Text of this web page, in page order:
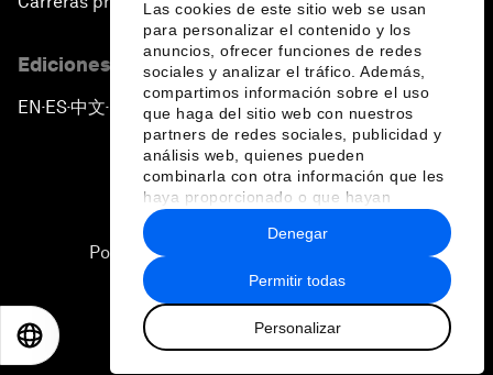
Las cookies de este sitio web se usan
para personalizar el contenido y los
anuncios, ofrecer funciones de redes
sociales y analizar el tráfico. Además,
compartimos información sobre el uso
que haga del sitio web con nuestros
partners de redes sociales, publicidad y
análisis web, quienes pueden
combinarla con otra información que les
haya proporcionado o que hayan
recopilado a partir del uso que haya
hecho de sus servicios.
Permitir todas
Personalizar
Denegar
Ediciones en otros idiomas
EN ▪ ES▪中文▪ 日本語
Política de privacidad y normas de uso
2026 Foro Económico Mundial